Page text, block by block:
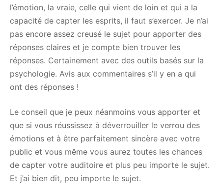
l’émotion, la vraie, celle qui vient de loin et qui a la
capacité de capter les esprits, il faut s’exercer. Je n’ai
pas encore assez creusé le sujet pour apporter des
réponses claires et je compte bien trouver les
réponses. Certainement avec des outils basés sur la
psychologie. Avis aux commentaires s’il y en a qui
ont des réponses !
Le conseil que je peux néanmoins vous apporter et
que si vous réussissez à déverrouiller le verrou des
émotions et à être parfaitement sincère avec votre
public et vous même vous aurez toutes les chances
de capter votre auditoire et plus peu importe le sujet.
Et j’ai bien dit, peu importe le sujet.